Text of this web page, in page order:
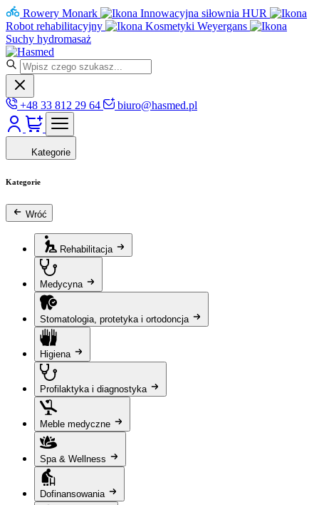
Rowery Monark
Innowacyjna siłownia HUR
Robot rehabilitacyjny
Kosmetyki Weyergans
Suchy hydromasaż
+48 33 812 29 64 biuro@hasmed.pl
Kategorie
Kategorie
Wróć
Rehabilitacja
Medycyna
Stomatologia, protetyka i ortodoncja
Higiena
Profilaktyka i diagnostyka
Meble medyczne
Spa & Wellness
Dofinansowania